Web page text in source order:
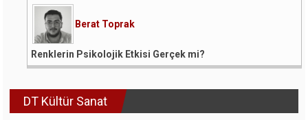
Berat Toprak
Renklerin Psikolojik Etkisi Gerçek mi?
DT Kültür Sanat